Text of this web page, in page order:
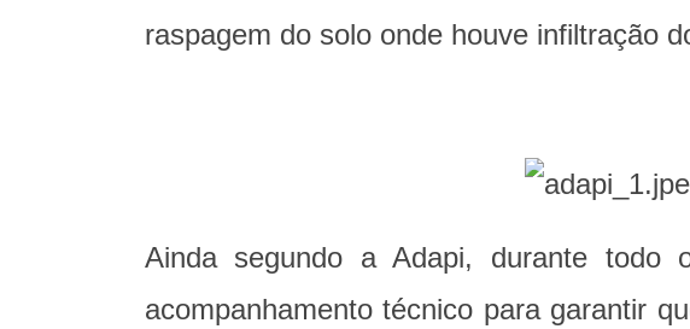
raspagem do solo onde houve infiltração
Ainda segundo a Adapi, durante todo
acompanhamento técnico para garantir